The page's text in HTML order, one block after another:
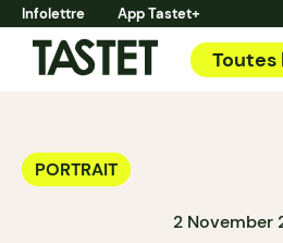
Infolettre App Tastet+
Toutes
PORTRAIT
2 November